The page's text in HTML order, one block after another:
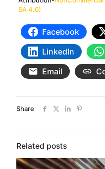
SA 4.0)
Facebook
LinkedIn
Email
Share
Related posts